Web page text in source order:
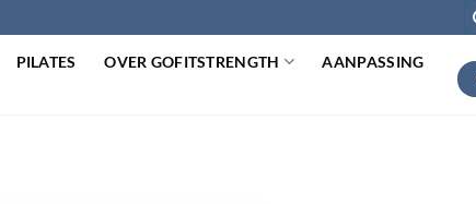
PILATES OVER GOFITSTRENGTH
AANPASSING